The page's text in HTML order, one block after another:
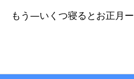
もう―いくつ寝るとお正月ー